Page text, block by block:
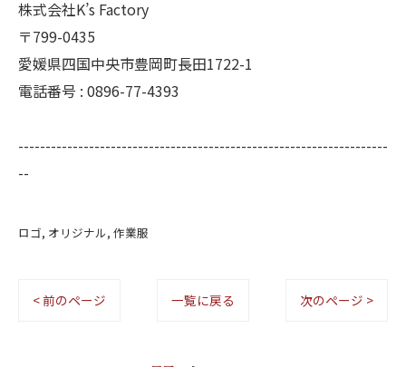
株式会社K’s Factory
〒799-0435
愛媛県四国中央市豊岡町長田1722-1
電話番号 : 0896-77-4393
--------------------------------------------------------------------
--
ロゴ オリジナル 作業服
< 前のページ 一覧に戻る 次のページ >